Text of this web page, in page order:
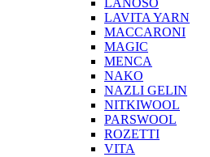
LANOSO
LAVITA YARN
MACCARONI
MAGIC
MENCA
NAKO
NAZLI GELIN
NITKIWOOL
PARSWOOL
ROZETTI
VITA